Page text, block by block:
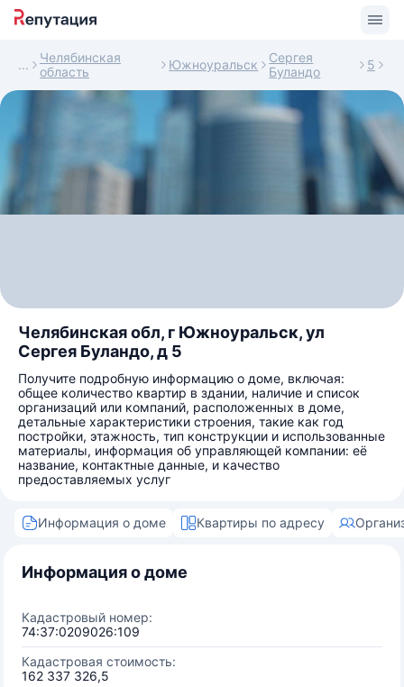
Челябинская
область
Южноуральск
Сергея
Буландо
5
Челябинская обл, г Южноуральск, ул
Сергея Буландо, д 5
Получите подробную информацию о доме, включая:
общее количество квартир в здании, наличие и список
организаций или компаний, расположенных в доме,
детальные характеристики строения, такие как год
постройки, этажность, тип конструкции и использованные
материалы, информация об управляющей компании: её
название, контактные данные, и качество
предоставляемых услуг
Информация о доме Квартиры по адресу
Информация о доме
Кадастровый номер:
74:37:0209026:109
Кадастровая стоимость:
162 337 326,5